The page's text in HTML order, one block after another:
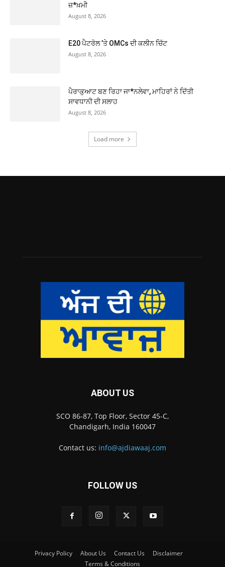
ਜ਼*ਖ਼ਮੀ
August 8, 2026
E20 ਪੈਟਰੋਲ ’ਤੇ OMCs ਦੀ ਕਲੀਨ ਚਿੱਟ
August 8, 2026
ਪੈਰਾਕੁਆਟ ਬਣ ਰਿਹਾ ਜਾ*ਨਲੇਵਾ, ਮਾਹਿਰਾਂ ਨੇ ਦਿੱਤੀ
ਸਾਵਧਾਨੀ ਦੀ ਸਲਾਹ
August 8, 2026
Load more
ABOUT US
SCO 86-87, Top Floor, Sector 45-C,
Chandigarh, India 160047
Contact us: info@ajdiawaaj.com
FOLLOW US
Privacy Policy About Us Contact Us
Disclaimer
Terms & Conditions